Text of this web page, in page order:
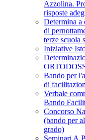
Azzolina.
risposte
Determina a
di
terze scuola
Iniziative
Bando per
di
Verbale
Bando
Concorso
(bando per
grado)